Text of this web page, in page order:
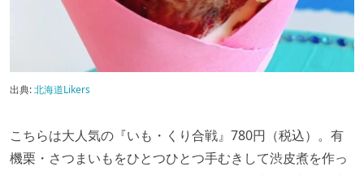
出典:北海道Likers
こちらは大人気の『いも・くり合戦』780円（税込）。有
機栗・さつまいもをひとつひとつ手むきして渋皮煮を作っ